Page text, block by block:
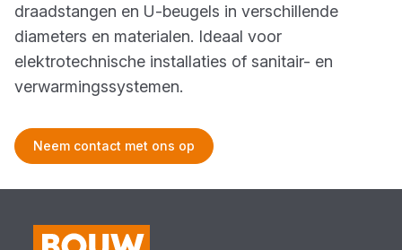
draadstangen en U-beugels in verschillende
diameters en materialen. Ideaal voor
elektrotechnische installaties of sanitair- en
verwarmingssystemen.
Neem contact met ons op